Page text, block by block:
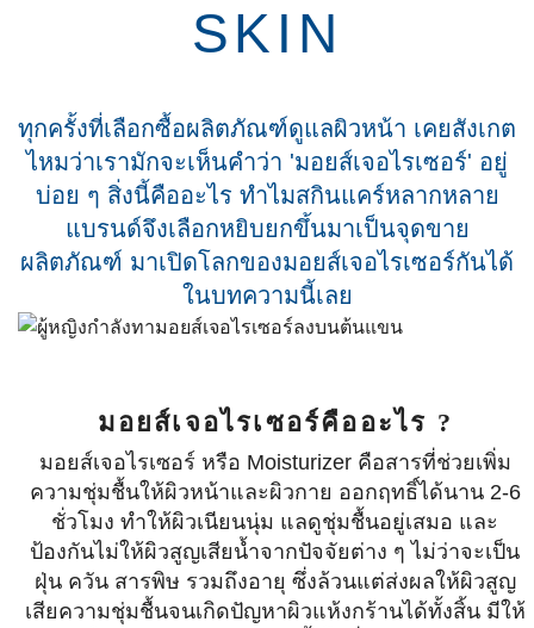
SKIN
ทุกครั้งที่เลือกซื้อผลิตภัณฑ์ดูแลผิวหน้า เคยสังเกต
ไหมว่าเรามักจะเห็นคำว่า 'มอยส์เจอไรเซอร์' อยู่
บ่อย ๆ สิ่งนี้คืออะไร ทำไมสกินแคร์หลากหลาย
แบรนด์จึงเลือกหยิบยกขึ้นมาเป็นจุดขาย
ผลิตภัณฑ์ มาเปิดโลกของมอยส์เจอไรเซอร์กันได้
ในบทความนี้เลย
มอยส์เจอไรเซอร์คืออะไร ?
มอยส์เจอไรเซอร์ หรือ Moisturizer คือสารที่ช่วยเพิ่ม
ความชุ่มชื้นให้ผิวหน้าและผิวกาย ออกฤทธิ์ได้นาน 2-6
ชั่วโมง ทำให้ผิวเนียนนุ่ม แลดูชุ่มชื้นอยู่เสมอ และ
ป้องกันไม่ให้ผิวสูญเสียน้ำจากปัจจัยต่าง ๆ ไม่ว่าจะเป็น
ฝุ่น ควัน สารพิษ รวมถึงอายุ ซึ่งล้วนแต่ส่งผลให้ผิวสูญ
เสียความชุ่มชื้นจนเกิดปัญหาผิวแห้งกร้านได้ทั้งสิ้น มีให้